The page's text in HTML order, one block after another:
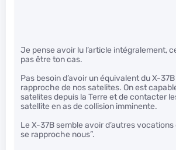
Je pense avoir lu l’article intégralement,
pas être ton cas.
Pas besoin d’avoir un équivalent du X-
rapproche de nos satelites. On est
satelites depuis la Terre et de contacter
satellite en as de collision imminente.
Le X-37B semble avoir d’autres
se rapproche nous”.